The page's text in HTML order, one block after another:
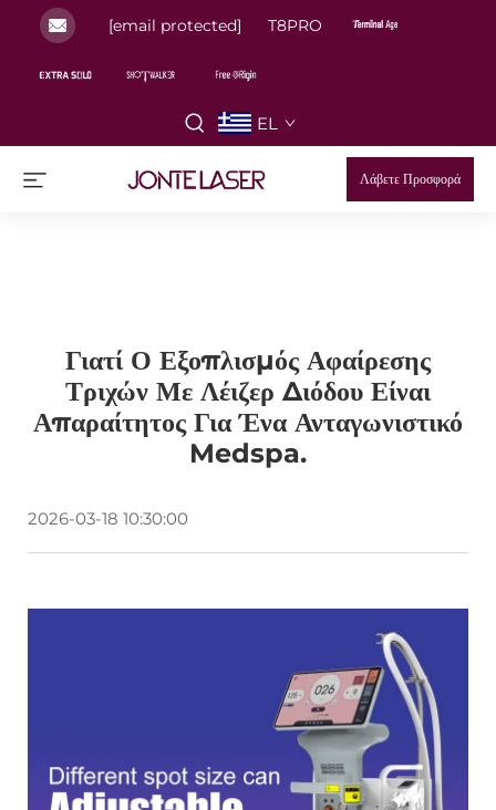
[email protected] T8PRO
EL
Λάβετε Προσφορά
Γιατί Ο Εξοπλισμός Αφαίρεσης
Τριχών Με Λέιζερ Διόδου Είναι
Απαραίτητος Για Ένα Ανταγωνιστικό
Medspa.
2026-03-18 10:30:00